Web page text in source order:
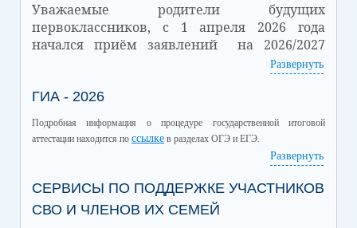
Уважаемые родители будущих
первоклассников, с 1 апреля 2026 года
начался приём заявлений на 2026/2027
Дата
01.07.2026
32 18
Подробная информация о Приеме обучающихся в школу находится
Развернуть
ГИА - 2026
Подробная информация о процедуре государственной итоговой
аттестации находится по ссылке в разделах ОГЭ и ЕГЭ.
Развернуть
СЕРВИСЫ ПО ПОДДЕРЖКЕ УЧАСТНИКОВ
СВО И ЧЛЕНОВ ИХ СЕМЕЙ